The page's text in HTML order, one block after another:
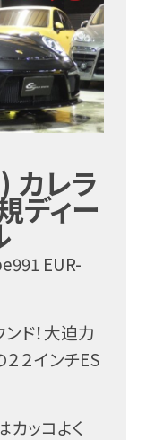
カレラ
ディー
EUR-
ド！大迫力
２インチES
ッコよく